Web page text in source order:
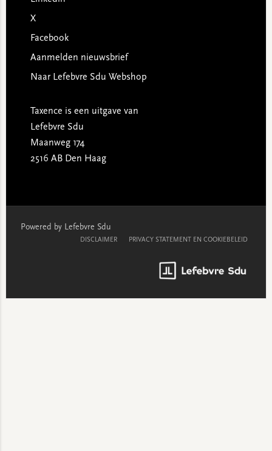
X
Facebook
Aanmelden nieuwsbrief
Naar Lefebvre Sdu Webshop
Taxence is een uitgave van
Lefebvre Sdu
Maanweg 174
2516 AB Den Haag
Powered by Lefebvre Sdu
DISCLAIMER PRIVACY STATEMENT EN COOKIEBELEID